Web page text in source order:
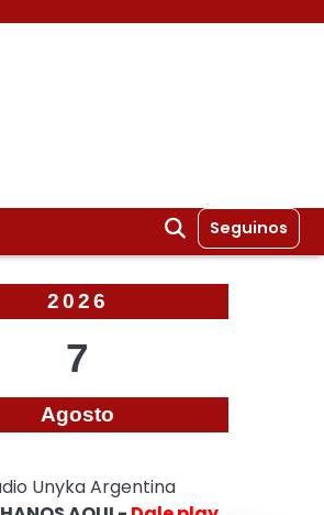
Seguinos
2026
7
Agosto
Unyka Argentina